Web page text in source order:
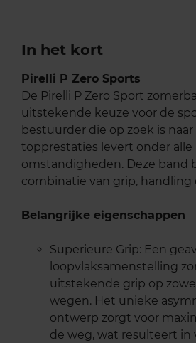
In het kort
Pirelli P Zero Sports
De Pirelli P Zero Sport
uitstekende keuze voor de
bestuurder die op zoek is
topprestaties levert onder alle
omstandigheden. Deze band
combinatie van grip, handling
Belangrijke eigenschappen
Superieure Grip: Een
loopvlaksamenstelling
uitstekende grip op
wegen. Het unieke
ontwerp zorgt voor
de weg, wat resulteert in